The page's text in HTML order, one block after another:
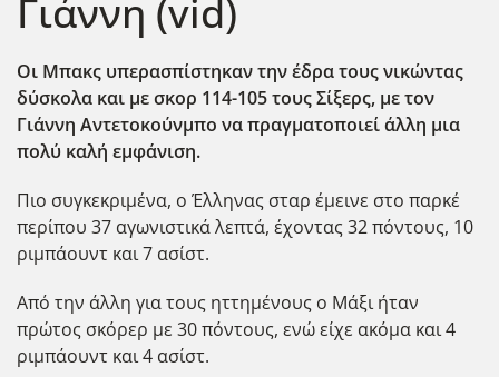
Γιάννη (vid)
Οι Μπακς υπερασπίστηκαν την έδρα τους νικώντας
δύσκολα και με σκορ 114-105 τους Σίξερς, με τον
Γιάννη Αντετοκούνμπο να πραγματοποιεί άλλη μια
πολύ καλή εμφάνιση.
Πιο συγκεκριμένα, ο Έλληνας σταρ έμεινε στο παρκέ
περίπου 37 αγωνιστικά λεπτά, έχοντας 32 πόντους, 10
ριμπάουντ και 7 ασίστ.
Από την άλλη για τους ηττημένους ο Μάξι ήταν
πρώτος σκόρερ με 30 πόντους, ενώ είχε ακόμα και 4
ριμπάουντ και 4 ασίστ.